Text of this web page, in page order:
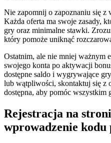
Nie zapomnij o zapoznaniu się z
Każda oferta ma swoje zasady,
gry oraz minimalne stawki.
który pomoże uniknąć
Ostatnim, ale nie mniej ważnym
swojego konta po aktywacji
dostępne saldo i wygrywające
lub wątpliwości, skontaktuj się z
dostępna, aby pomóc wszystkim
Rejestracja na
wprowadzenie kodu